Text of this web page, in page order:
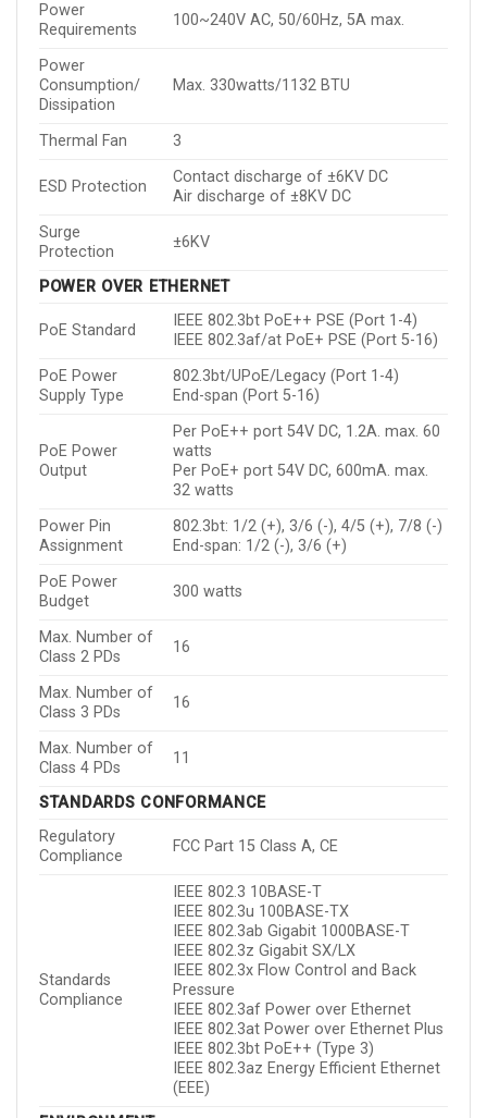
Power
Requirements
100~240V AC, 50/60Hz, 5A max.
Power
Consumption/
Dissipation
Max. 330watts/1132 BTU
Thermal Fan 3
ESD Protection
Contact discharge of ±6KV DC
Air discharge of ±8KV DC
Surge
Protection
±6KV
POWER OVER ETHERNET
PoE Standard
IEEE 802.3bt PoE++ PSE (Port 1-4)
IEEE 802.3af/at PoE+ PSE (Port 5-16)
PoE Power
Supply Type
802.3bt/UPoE/Legacy (Port 1-4)
End-span (Port 5-16)
PoE Power
Output
Per PoE++ port 54V DC, 1.2A. max. 60
watts
Per PoE+ port 54V DC, 600mA. max.
32 watts
Power Pin
Assignment
802.3bt: 1/2 (+), 3/6 (-), 4/5 (+), 7/8 (-)
End-span: 1/2 (-), 3/6 (+)
PoE Power
Budget
300 watts
Max. Number of
Class 2 PDs
16
Max. Number of
Class 3 PDs
16
Max. Number of
Class 4 PDs
11
STANDARDS CONFORMANCE
Regulatory
Compliance
FCC Part 15 Class A, CE
Standards
Compliance
IEEE 802.3 10BASE-T
IEEE 802.3u 100BASE-TX
IEEE 802.3ab Gigabit 1000BASE-T
IEEE 802.3z Gigabit SX/LX
IEEE 802.3x Flow Control and Back
Pressure
IEEE 802.3af Power over Ethernet
IEEE 802.3at Power over Ethernet Plus
IEEE 802.3bt PoE++ (Type 3)
IEEE 802.3az Energy Efficient Ethernet
(EEE)